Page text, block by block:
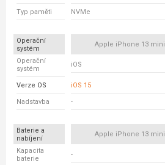
Typ paměti NVMe
Operační
systém
Apple iPhone 13 mini
Operační
systém
iOS
Verze OS iOS 15
Nadstavba -
Baterie a
nabíjení
Apple iPhone 13 mini
Kapacita
baterie
-